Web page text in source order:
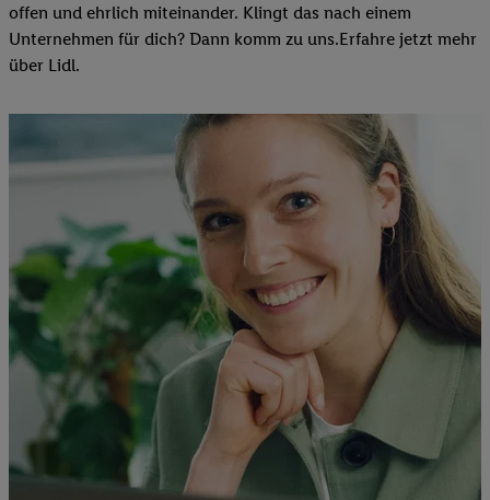
offen und ehrlich miteinander. Klingt das nach einem
Unternehmen für dich? Dann komm zu uns.​Erfahre jetzt mehr
über Lidl.